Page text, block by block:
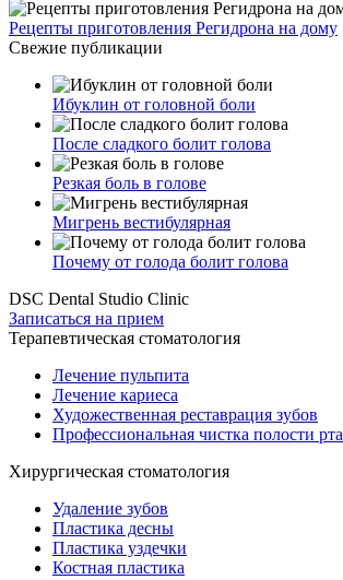
Рецепты приготовления Регидрона на дому
Свежие публикации
Ибуклин от головной боли
После сладкого болит голова
Резкая боль в голове
Мигрень вестибулярная
Почему от голода болит голова
DSC Dental Studio Clinic
Записаться на прием
Терапевтическая стоматология
Лечение пульпита
Лечение кариеса
Художественная реставрация зубов
Профессиональная чистка полости рта
Хирургическая стоматология
Удаление зубов
Пластика десны
Пластика уздечки
Костная пластика